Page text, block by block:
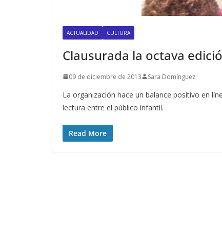
ACTUALIDAD CULTURA
Clausurada la octava
09 de diciembre de 2013 Sara Domínguez
La organización hace un balance positivo en
lectura entre el público infantil.
Read More